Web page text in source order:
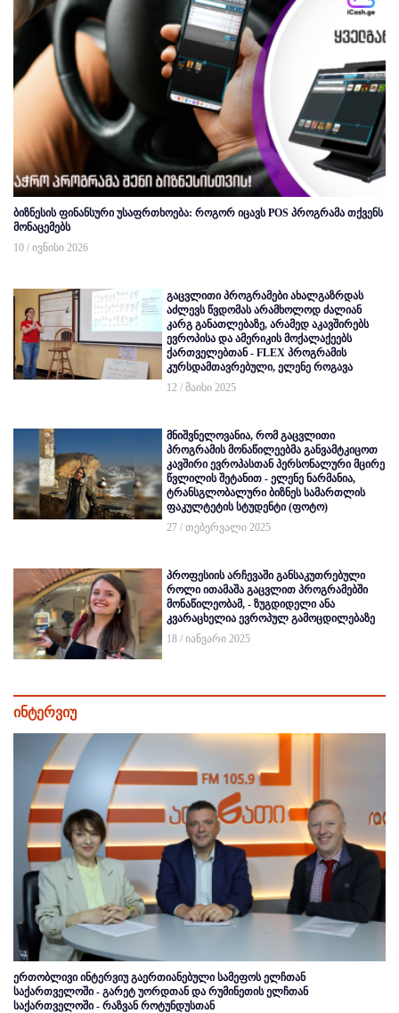
ბიზნესის ფინანსური უსაფრთხოება: როგორ იცავს POS პროგრამა თქვენს
მონაცემებს
10 / ივნისი 2026
გაცვლითი პროგრამები ახალგაზრდას
აძლევს წვდომას არამხოლოდ ძალიან
კარგ განათლებაზე, არამედ აკავშირებს
ევროპისა და ამერიკის მოქალაქეებს
ქართველებთან - FLEX პროგრამის
კურსდამთავრებული, ელენე როგავა
12 / მაისი 2025
მნიშვნელოვანია, რომ გაცვლითი
პროგრამის მონაწილეებმა განვამტკიცოთ
კავშირი ევროპასთან პერსონალური მცირე
წვლილის შეტანით - ელენე ნარმანია,
ტრანსგლობალური ბიზნეს სამართლის
ფაკულტეტის სტუდენტი (ფოტო)
27 / თებერვალი 2025
პროფესიის არჩევაში განსაკუთრებული
როლი ითამაშა გაცვლით პროგრამებში
მონაწილეობამ, - ზუგდიდელი ანა
კვარაცხელია ევროპულ გამოცდილებაზე
18 / იანვარი 2025
ინტერვიუ
ერთობლივი ინტერვიუ გაერთიანებული სამეფოს ელჩთან
საქართველოში - გარეტ უორდთან და რუმინეთის ელჩთან
საქართველოში - რაზვან როტუნდუსთან